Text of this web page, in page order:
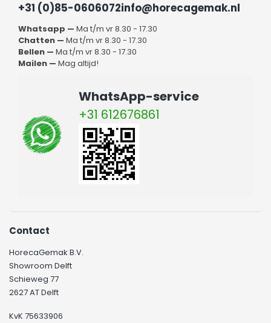
+31 (0)85-0606072info@horecagemak.nl
Whatsapp — Ma t/m vr 8.30 - 17.30
Chatten — Ma t/m vr 8.30 - 17.30
Bellen — Ma t/m vr 8.30 - 17.30
Mailen — Mag altijd!
WhatsApp-service
+31 612676861
Contact
HorecaGemak B.V.
Showroom Delft
Schieweg 77
2627 AT Delft
KvK 75633906